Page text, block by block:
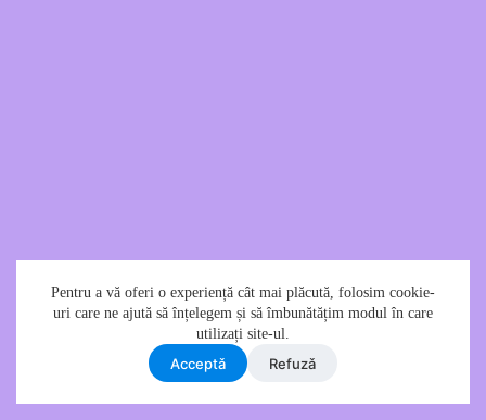
Pentru a vă oferi o experiență cât mai plăcută, folosim cookie-
uri care ne ajută să înțelegem și să îmbunătățim modul în care
utilizați site-ul.
Acceptǎ Refuzǎ